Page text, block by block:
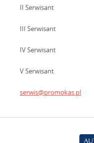
II Serwisant
III Serwisant
IV Serwisant
V Serwisant
serwis@promokas.pl